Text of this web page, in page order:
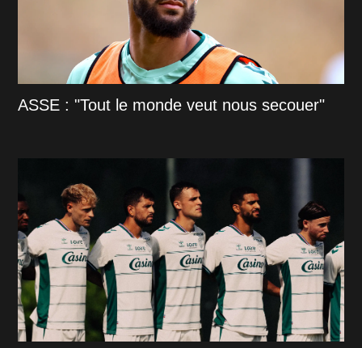
ASSE : "Tout le monde veut nous secouer"